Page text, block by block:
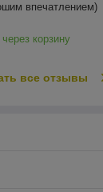
впечатлением)
корзину
все отзывы